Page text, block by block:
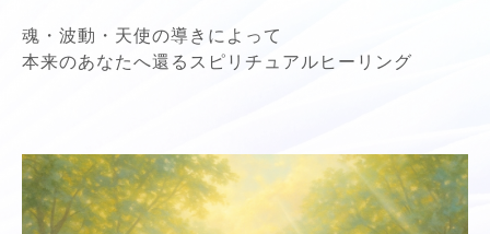
魂・波動・天使の導きによって
本来のあなたへ還るスピリチュアルヒーリング